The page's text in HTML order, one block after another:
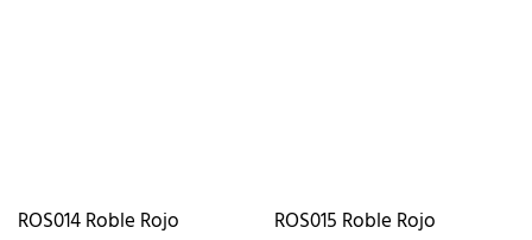
ROS014 Roble Rojo ROS015 Roble Rojo